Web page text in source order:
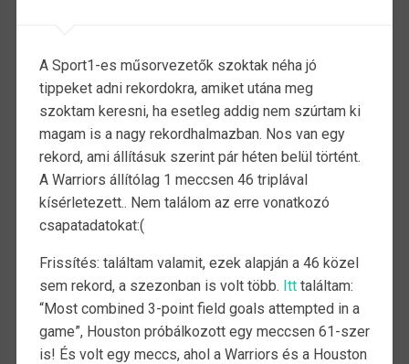
A Sport1-es műsorvezetők szoktak néha jó
tippeket adni rekordokra, amiket utána meg
szoktam keresni, ha esetleg addig nem szúrtam ki
magam is a nagy rekordhalmazban. Nos van egy
rekord, ami állításuk szerint pár héten belül történt.
A Warriors állítólag 1 meccsen 46 triplával
kísérletezett.. Nem találom az erre vonatkozó
csapatadatokat:(
Frissítés: találtam valamit, ezek alapján a 46 közel
sem rekord, a szezonban is volt több. Itttaláltam:
“Most combined 3-point field goals attempted in a
game”, Houston próbálkozott egy meccsen 61-szer
is! És volt egy meccs, ahol a Warriors és a Houston